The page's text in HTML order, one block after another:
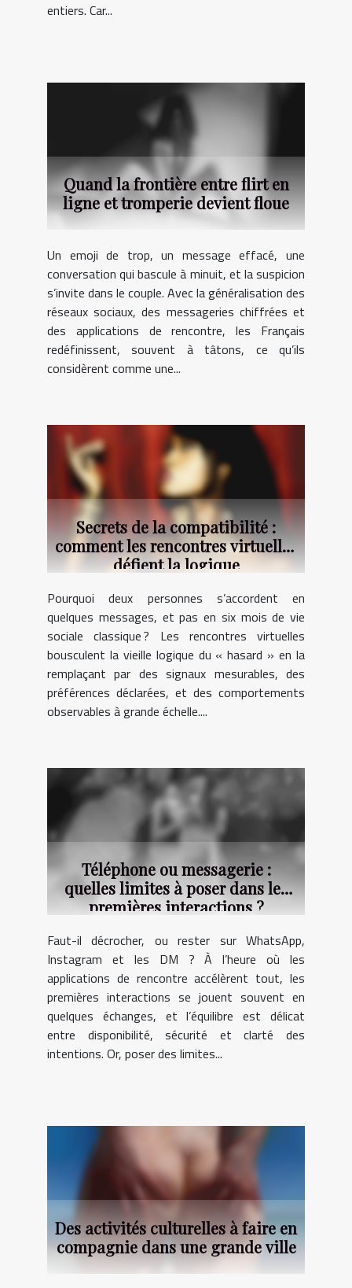
entiers. Car...
Quand la frontière entre flirt en
ligne et tromperie devient floue
Un emoji de trop, un message effacé, une
conversation qui bascule à minuit, et la suspicion
s’invite dans le couple. Avec la généralisation des
réseaux sociaux, des messageries chiffrées et
des applications de rencontre, les Français
redéfinissent, souvent à tâtons, ce qu’ils
considèrent comme une...
Secrets de la compatibilité :
comment les rencontres virtuelles
défient la logique
Pourquoi deux personnes s’accordent en
quelques messages, et pas en six mois de vie
sociale classique ? Les rencontres virtuelles
bousculent la vieille logique du « hasard » en la
remplaçant par des signaux mesurables, des
préférences déclarées, et des comportements
observables à grande échelle....
Téléphone ou messagerie :
quelles limites à poser dans les
premières interactions ?
Faut-il décrocher, ou rester sur WhatsApp,
Instagram et les DM ? À l’heure où les
applications de rencontre accélèrent tout, les
premières interactions se jouent souvent en
quelques échanges, et l’équilibre est délicat
entre disponibilité, sécurité et clarté des
intentions. Or, poser des limites...
Des activités culturelles à faire en
compagnie dans une grande ville